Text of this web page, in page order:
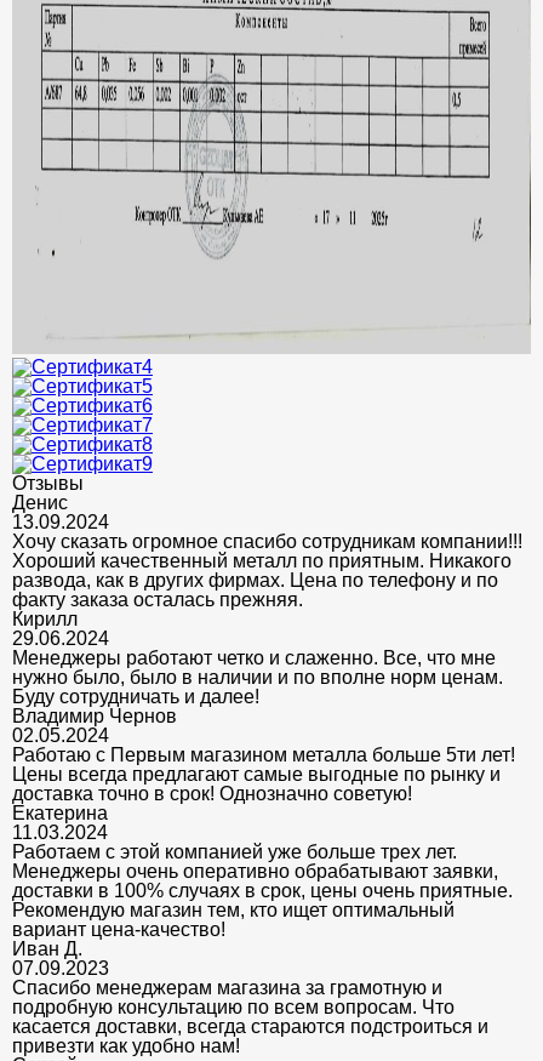
Отзывы
Денис
13.09.2024
Хочу сказать огромное спасибо сотрудникам компании!!!
Хороший качественный металл по приятным. Никакого
развода, как в других фирмах. Цена по телефону и по
факту заказа осталась прежняя.
Кирилл
29.06.2024
Менеджеры работают четко и слаженно. Все, что мне
нужно было, было в наличии и по вполне норм ценам.
Буду сотрудничать и далее!
Владимир Чернов
02.05.2024
Работаю с Первым магазином металла больше 5ти лет!
Цены всегда предлагают самые выгодные по рынку и
доставка точно в срок! Однозначно советую!
Екатерина
11.03.2024
Работаем с этой компанией уже больше трех лет.
Менеджеры очень оперативно обрабатывают заявки,
доставки в 100% случаях в срок, цены очень приятные.
Рекомендую магазин тем, кто ищет оптимальный
вариант цена-качество!
Иван Д.
07.09.2023
Спасибо менеджерам магазина за грамотную и
подробную консультацию по всем вопросам. Что
касается доставки, всегда стараются подстроиться и
привезти как удобно нам!